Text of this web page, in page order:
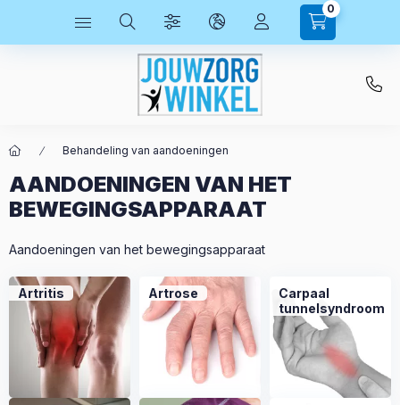
0
Behandeling van aandoeningen
AANDOENINGEN VAN HET
BEWEGINGSAPPARAAT
Aandoeningen van het bewegingsapparaat
Artritis Artrose
Carpaal
tunnelsyndroom